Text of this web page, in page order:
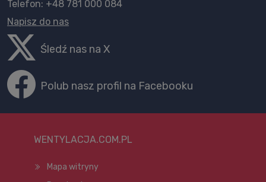
Telefon: +48 781 000 084
Napisz do nas
Śledź nas na X
Polub nasz profil na Facebooku
WENTYLACJA.COM.PL
Mapa witryny